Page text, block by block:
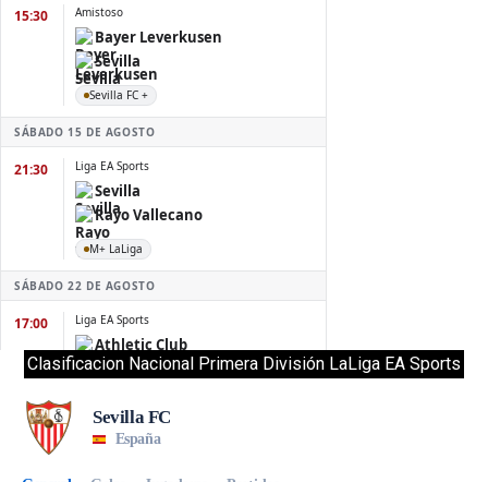
Clasificacion Nacional Primera División LaLiga EA Sports